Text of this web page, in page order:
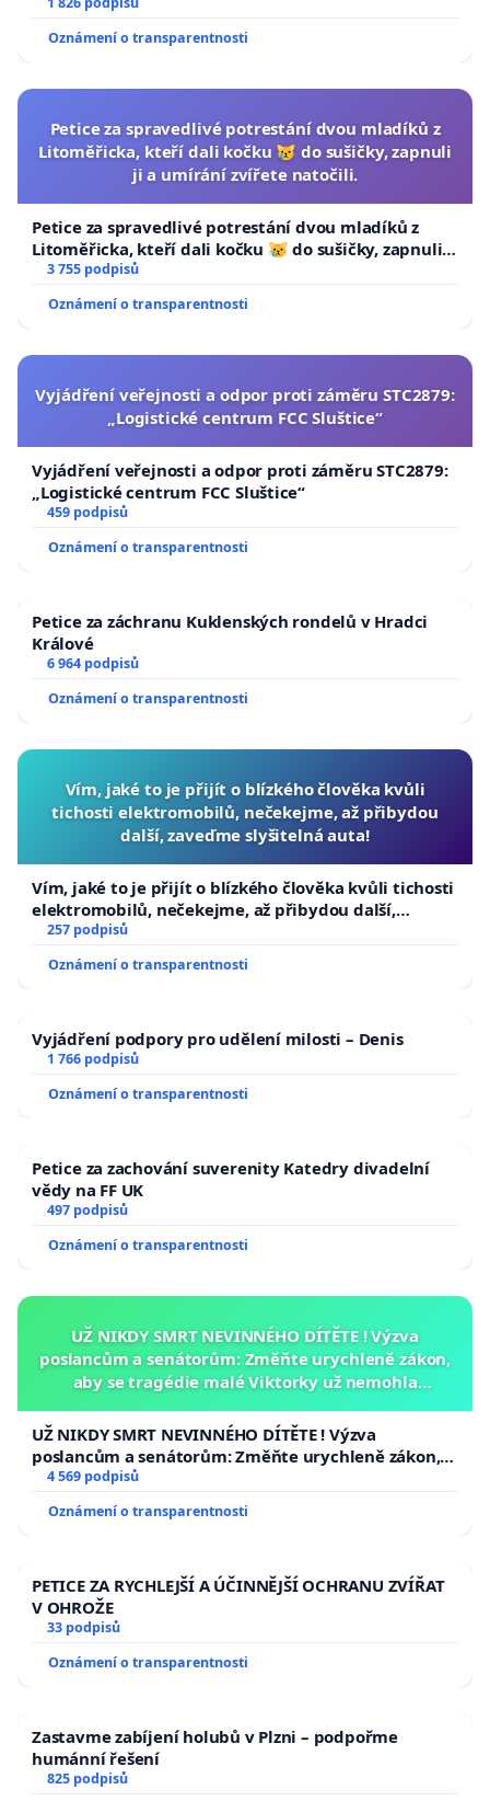
Oznámení o transparentnosti
Petice za spravedlivé potrestání dvou mladíků z
Litoměřicka, kteří dali kočku 😿 do sušičky, zapnuli
ji a umírání zvířete natočili.
Petice za spravedlivé potrestání dvou mladíků z
Litoměřicka, kteří dali kočku 😿 do sušičky, zapnuli ji
a umírání zvířete natočili.
3 755 podpisů
Oznámení o transparentnosti
Vyjádření veřejnosti a odpor proti záměru STC2879:
„Logistické centrum FCC Sluštice“
Vyjádření veřejnosti a odpor proti záměru STC2879:
„Logistické centrum FCC Sluštice“
459 podpisů
Oznámení o transparentnosti
Petice za záchranu Kuklenských rondelů v Hradci
Králové
6 964 podpisů
Oznámení o transparentnosti
Vím, jaké to je přijít o blízkého člověka kvůli
tichosti elektromobilů, nečekejme, až přibydou
další, zaveďme slyšitelná auta!
Vím, jaké to je přijít o blízkého člověka kvůli tichosti
elektromobilů, nečekejme, až přibydou další,
zaveďme slyšitelná auta!
257 podpisů
Oznámení o transparentnosti
Vyjádření podpory pro udělení milosti – Denis
1 766 podpisů
Oznámení o transparentnosti
Petice za zachování suverenity Katedry divadelní
vědy na FF UK
497 podpisů
Oznámení o transparentnosti
UŽ NIKDY SMRT NEVINNÉHO DÍTĚTE ! Výzva
poslancům a senátorům: Změňte urychleně zákon,
aby se tragédie malé Viktorky už nemohla
UŽ NIKDY SMRT NEVINNÉHO DÍTĚTE ! Výzva
poslancům a senátorům: Změňte urychleně zákon,
aby se tragédie malé Viktorky už nemohla opakovat!
4 569 podpisů
Oznámení o transparentnosti
PETICE ZA RYCHLEJŠÍ A ÚČINNĚJŠÍ OCHRANU ZVÍŘAT
V OHROŽE
33 podpisů
Oznámení o transparentnosti
Zastavme zabíjení holubů v Plzni – podpořme
humánní řešení
825 podpisů